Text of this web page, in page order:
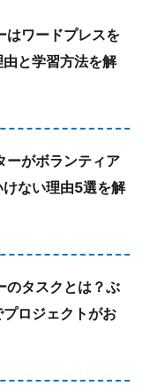
はワードプレスを
と学習方法を解
ーがボランティア
ない理由5選を解
のタスクとは？ぶ
ロジェクトがお